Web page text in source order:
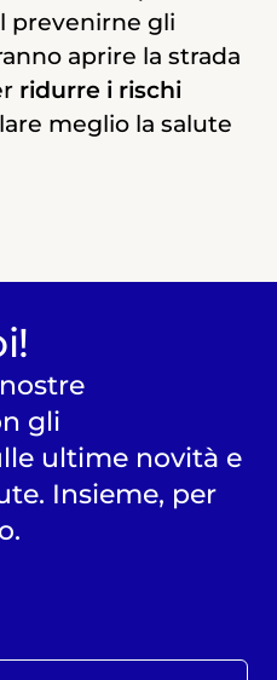
prevenirne gli
aprire la strada
ridurre i rischi
meglio la salute
la ricerca:
gli
ultime novità e
Insieme, per